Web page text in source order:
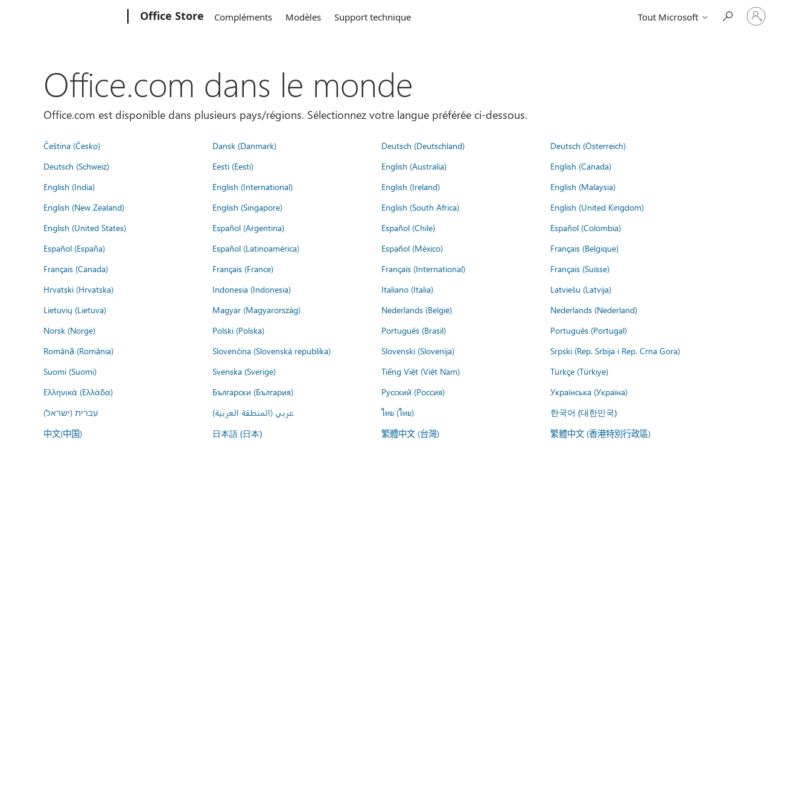
Office Store Compléments Modèles Support technique Tout Microsoft
Connectez-
vous
Office.com dans le monde
Office.com est disponible dans plusieurs pays/régions. Sélectionnez votre langue préférée ci-dessous.
Čeština (Česko) Dansk (Danmark) Deutsch (Deutschland)
Deutsch (Österreich)
Deutsch (Schweiz)
Eesti (Eesti) English (Australia)
English (Canada)
English (India)
English (International) English (Ireland)
English (Malaysia)
English (New Zealand)
English (Singapore) English (South Africa)
English (United Kingdom)
English (United States)
Español (Argentina) Español (Chile)
Español (Colombia)
Español (España)
Español (Latinoamérica) Español (México)
Français (Belgique)
Français (Canada)
Français (France) Français (International)
Français (Suisse)
Hrvatski (Hrvatska)
Indonesia (Indonesia) Italiano (Italia)
Latviešu (Latvija)
Lietuvių (Lietuva)
Magyar (Magyarország) Nederlands (België)
Nederlands (Nederland)
Norsk (Norge)
Polski (Polska) Português (Brasil)
Português (Portugal)
Română (România)
Slovenčina (Slovenská republika) Slovenski (Slovenija)
Srpski (Rep. Srbija i Rep. Crna Gora)
Suomi (Suomi)
Svenska (Sverige) Tiếng Việt (Việt Nam)
Türkçe (Türkiye)
Ελληνικά (Ελλάδα)
Български (България) Русский (Россия)
Українська (Україна)
עברית (ישראל)
عربي (المنطقة العربية) ไทย (ไทย) 한국어 (대한민국)
中文(中国) 日本語 (日本) 繁體中文 (台灣) 繁體中文 (香港特別行政區)